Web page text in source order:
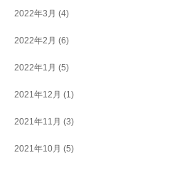
2022年3月 (4)
2022年2月 (6)
2022年1月 (5)
2021年12月 (1)
2021年11月 (3)
2021年10月 (5)